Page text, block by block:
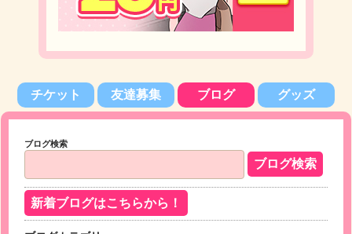
チケット 友達募集 ブログ グッズ
ブログ検索
新着ブログはこちらから！